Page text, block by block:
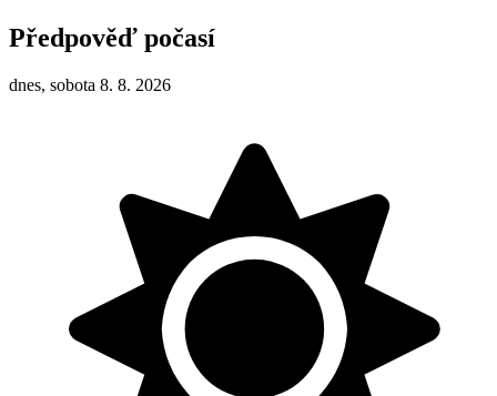
Předpověď počasí
dnes, sobota 8. 8. 2026